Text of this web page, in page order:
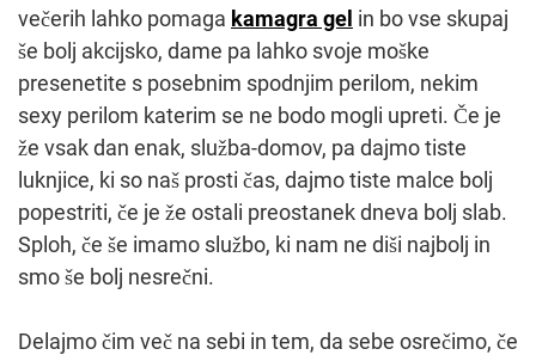
večerih lahko pomaga kamagra gel in bo vse skupaj
še bolj akcijsko, dame pa lahko svoje moške
presenetite s posebnim spodnjim perilom, nekim
sexy perilom katerim se ne bodo mogli upreti. Če je
že vsak dan enak, služba-domov, pa dajmo tiste
luknjice, ki so naš prosti čas, dajmo tiste malce bolj
popestriti, če je že ostali preostanek dneva bolj slab.
Sploh, če še imamo službo, ki nam ne diši najbolj in
smo še bolj nesrečni.
Delajmo čim več na sebi in tem, da sebe osrečimo, če